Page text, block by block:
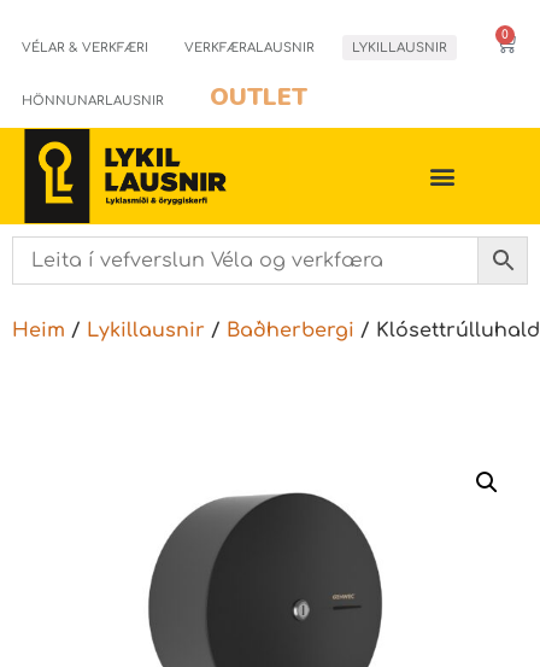
VÉLAR & VERKFÆRI VERKFÆRALAUSNIR LYKILLAUSNIR
HÖNNUNARLAUSNIR OUTLET
0
Heim / Lykillausnir / Baðherbergi /